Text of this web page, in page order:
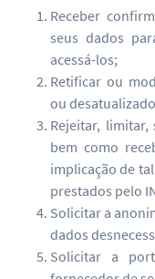
Receber
seus dados
acessá-los;
Retificar ou
ou
Rejeitar,
bem como
implicação de
prestados pelo
Solicitar a
dados
Solicitar a